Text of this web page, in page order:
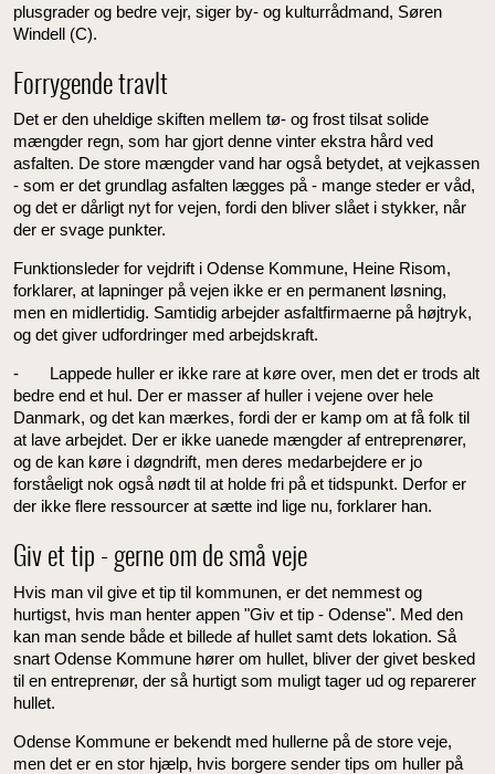
plusgrader og bedre vejr, siger by- og kulturrådmand, Søren
Windell (C).
Forrygende travlt
Det er den uheldige skiften mellem tø- og frost tilsat solide
mængder regn, som har gjort denne vinter ekstra hård ved
asfalten. De store mængder vand har også betydet, at vejkassen
- som er det grundlag asfalten lægges på - mange steder er våd,
og det er dårligt nyt for vejen, fordi den bliver slået i stykker, når
der er svage punkter.
Funktionsleder for vejdrift i Odense Kommune, Heine Risom,
forklarer, at lapninger på vejen ikke er en permanent løsning,
men en midlertidig. Samtidig arbejder asfaltfirmaerne på højtryk,
og det giver udfordringer med arbejdskraft.
- Lappede huller er ikke rare at køre over, men det er trods alt
bedre end et hul. Der er masser af huller i vejene over hele
Danmark, og det kan mærkes, fordi der er kamp om at få folk til
at lave arbejdet. Der er ikke uanede mængder af entreprenører,
og de kan køre i døgndrift, men deres medarbejdere er jo
forståeligt nok også nødt til at holde fri på et tidspunkt. Derfor er
der ikke flere ressourcer at sætte ind lige nu, forklarer han.
Giv et tip - gerne om de små veje
Hvis man vil give et tip til kommunen, er det nemmest og
hurtigst, hvis man henter appen "Giv et tip - Odense". Med den
kan man sende både et billede af hullet samt dets lokation. Så
snart Odense Kommune hører om hullet, bliver der givet besked
til en entreprenør, der så hurtigt som muligt tager ud og reparerer
hullet.
Odense Kommune er bekendt med hullerne på de store veje,
men det er en stor hjælp, hvis borgere sender tips om huller på